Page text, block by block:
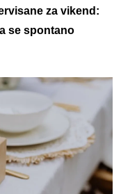
za vikend:
se spontano